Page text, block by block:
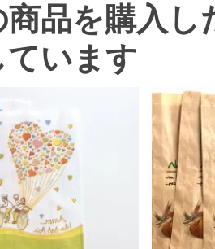
商品を購入し
ています